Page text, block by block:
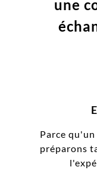
une
Parce
préparons